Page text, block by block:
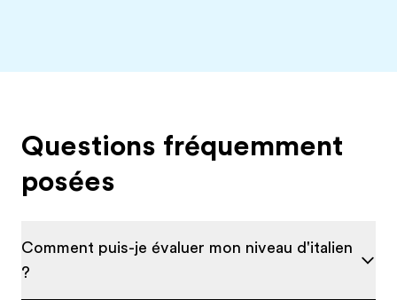
Questions fréquemment
posées
Comment puis-je évaluer mon niveau d'italien
?